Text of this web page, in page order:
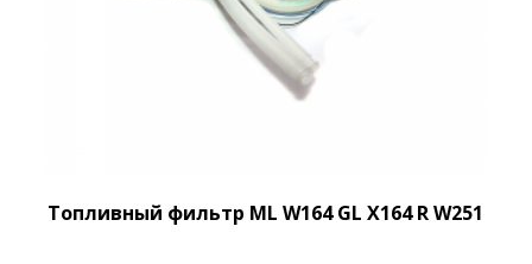
Топливный фильтр ML W164 GL X164 R W251